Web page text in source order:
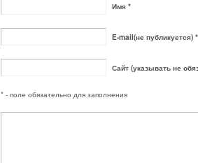
Имя *
E-mail(не публикуется) *
Сайт (указывать не
* - поле обязательно для заполнения